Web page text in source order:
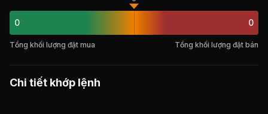
0 0
Tổng khối lượng đặt mua Tổng khối lượng đặt bán
Chi tiết khớp lệnh